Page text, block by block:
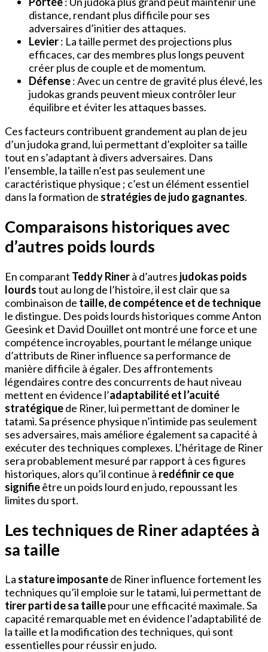
distance, rendant plus difficile pour ses
adversaires d’initier des attaques.
Levier: La taille permet des projections plus
efficaces, car des membres plus longs peuvent
créer plus de couple et de momentum.
Défense: Avec un centre de gravité plus élevé, les
judokas grands peuvent mieux contrôler leur
équilibre et éviter les attaques basses.
Ces facteurs contribuent grandement au plan de jeu
d’un judoka grand, lui permettant d’exploiter sa taille
tout en s’adaptant à divers adversaires. Dans
l’ensemble, la taille n’est pas seulement une
caractéristique physique ; c’est un élément essentiel
dans la formation de stratégies de judo gagnantes.
Comparaisons historiques avec
d’autres poids lourds
En comparant Teddy Rinerà d’autres judokas poids
lourdstout au long de l’histoire, il est clair que sa
combinaison de taille, de compétence et de technique
le distingue. Des poids lourds historiques comme Anton
Geesink et David Douillet ont montré une force et une
compétence incroyables, pourtant le mélange unique
d’attributs de Riner influence sa performance de
manière difficile à égaler. Des affrontements
légendaires contre des concurrents de haut niveau
mettent en évidence l’adaptabilité et l’acuité
stratégiquede Riner, lui permettant de dominer le
tatami. Sa présence physique n’intimide pas seulement
ses adversaires, mais améliore également sa capacité à
exécuter des techniques complexes. L’héritage de Riner
sera probablement mesuré par rapport à ces figures
historiques, alors qu’il continue à redéfinir ce que
signifieêtre un poids lourd en judo, repoussant les
limites du sport.
Les techniques de Riner adaptées à
sa taille
La stature imposantede Riner influence fortement les
techniques qu’il emploie sur le tatami, lui permettant de
tirer parti de sa taillepour une efficacité maximale. Sa
capacité remarquable met en évidence l’adaptabilité de
la taille et la modification des techniques, qui sont
essentielles pour réussir en judo.